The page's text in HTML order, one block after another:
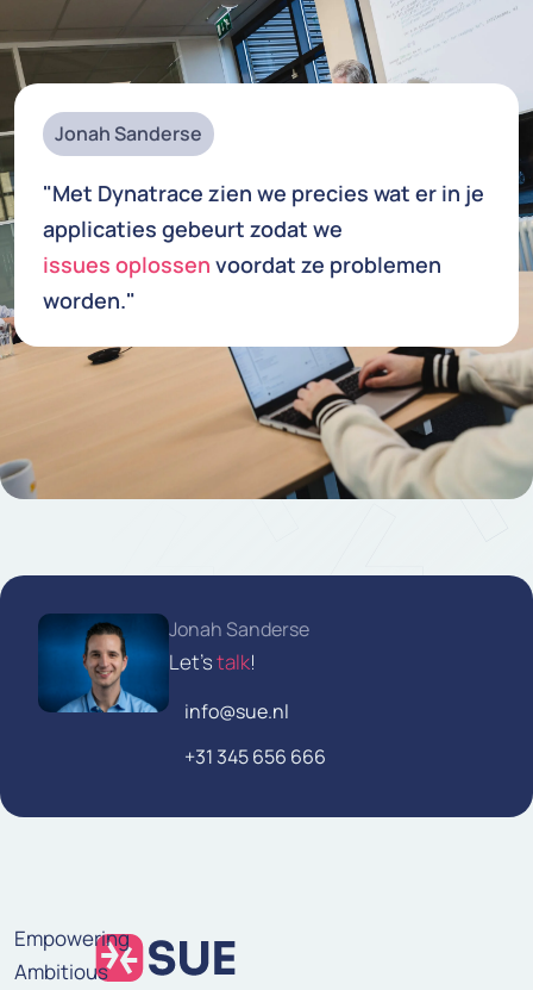
Jonah Sanderse
"Met Dynatrace zien we precies wat er in je
applicaties gebeurt zodat we
issues oplossen voordat ze problemen
worden."
Jonah Sanderse
Let'stalk!
info@sue.nl
+31 345 656 666
Empowering
Ambitious